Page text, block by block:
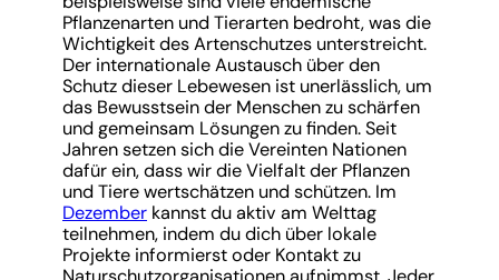
Pflanzenarten und Tierarten bedroht, was die
Wichtigkeit des Artenschutzes unterstreicht.
Der internationale Austausch über den
Schutz dieser Lebewesen ist unerlässlich, um
das Bewusstsein der Menschen zu schärfen
und gemeinsam Lösungen zu finden. Seit
Jahren setzen sich die Vereinten Nationen
dafür ein, dass wir die Vielfalt der Pflanzen
und Tiere wertschätzen und schützen. Im
Dezember kannst du aktiv am Welttag
teilnehmen, indem du dich über lokale
Projekte informierst oder Kontakt zu